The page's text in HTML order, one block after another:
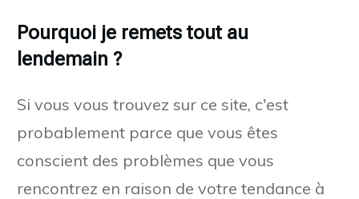
Pourquoi je remets tout au
lendemain ?
Si vous vous trouvez sur ce site, c'est
probablement parce que vous êtes
conscient des problèmes que vous
rencontrez en raison de votre tendance à